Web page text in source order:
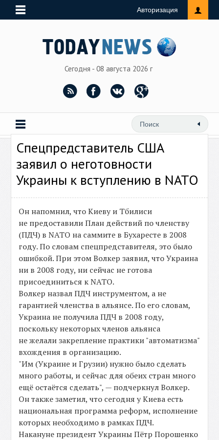
Авторизация
Сегодня - 08 августа 2026 г
Спецпредставитель США
заявил о неготовности
Украины к вступлению в NATO
Он напомнил, что Киеву и Тбилиси
не предоставили План действий по членству
(ПДЧ) в NATO на саммите в Бухаресте в 2008
году. По словам спецпредставителя, это было
ошибкой. При этом Волкер заявил, что Украина
ни в 2008 году, ни сейчас не готова
присоединиться к NATO.
Волкер назвал ПДЧ инструментом, а не
гарантией членства в альянсе. По его словам,
Украина не получила ПДЧ в 2008 году,
поскольку некоторых членов альянса
не желали закрепление практики "автоматизма"
вхождения в организацию.
"Им (Украине и Грузии) нужно было сделать
много работы, и сейчас для обеих стран много
ещё остаётся сделать", — подчеркнул Волкер.
Он также заметил, что сегодня у Киева есть
национальная программа реформ, исполнение
которых необходимо в рамках ПДЧ.
Накануне президент Украины Пётр Порошенко